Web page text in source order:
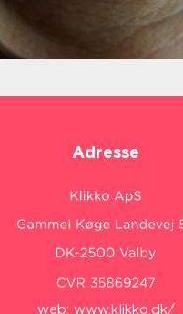
Adresse
web: www.klikko.dk/